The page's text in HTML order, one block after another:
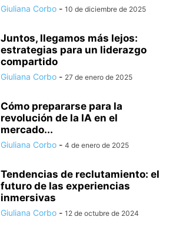
Giuliana Corbo - 10 de diciembre de 2025
Juntos, llegamos más lejos:
estrategias para un liderazgo
compartido
Giuliana Corbo - 27 de enero de 2025
Cómo prepararse para la
revolución de la IA en el
mercado...
Giuliana Corbo - 4 de enero de 2025
Tendencias de reclutamiento: el
futuro de las experiencias
inmersivas
Giuliana Corbo - 12 de octubre de 2024